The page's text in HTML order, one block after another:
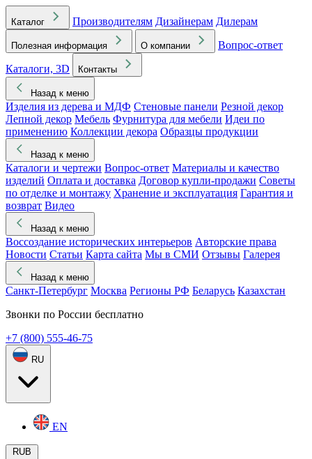
Каталог Производителям Дизайнерам Дилерам
Полезная информация О компании
Вопрос-ответ
Каталоги, 3D
Контакты
Назад к меню
Изделия из дерева и МДФ Стеновые панели Резной декор
Лепной декор Мебель Фурнитура для мебели Идеи по
применению Коллекции декора Образцы продукции
Назад к меню
Каталоги и чертежи Вопрос-ответ Материалы и качество
изделий Оплата и доставка Договор купли-продажи Советы
по отделке и монтажу Хранение и эксплуатация Гарантия и
возврат Видео
Назад к меню
Воссоздание исторических интерьеров Авторские права
Новости Статьи Карта сайта Мы в СМИ Отзывы Галерея
Назад к меню
Санкт-Петербург Москва Регионы РФ Беларусь Казахстан
Звонки по России бесплатно
+7 (800) 555-46-75
RU
EN
RUB